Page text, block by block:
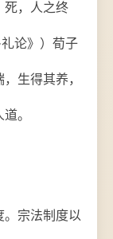
死，人之终
论》）荀子
生得其养，
。
宗法制度以